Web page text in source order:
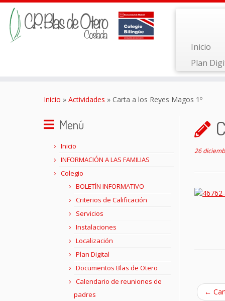
Inicio
Plan
Inicio » Actividades » Carta a los Reyes Magos 1º
Menú
Inicio
INFORMACIÓN A LAS FAMILIAS
Colegio
BOLETÍN INFORMATIVO
Criterios de Calificación
Servicios
Instalaciones
Localización
Plan Digital
Documentos Blas de Otero
Calendario de reuniones de
padres
26
←